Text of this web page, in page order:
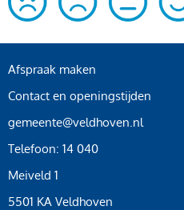
Afspraak maken
Contact en openingstijden
gemeente@veldhoven.nl
Telefoon: 14 040
Meiveld 1
5501 KA Veldhoven